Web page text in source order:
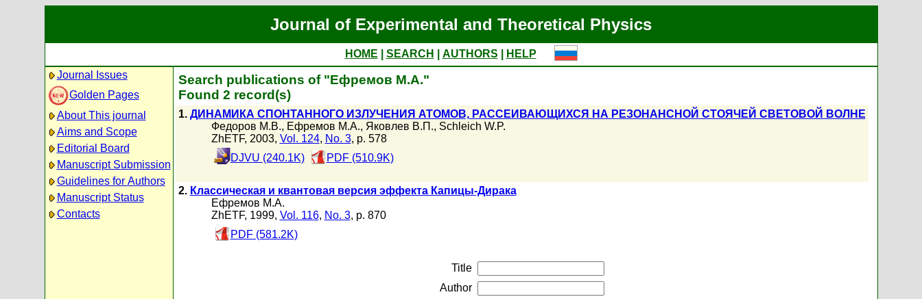
Journal of Experimental and Theoretical Physics
HOME SEARCH AUTHORS
HELP
Journal Issues
Golden Pages
About This journal
Aims and Scope
Editorial Board
Manuscript Submission
Guidelines for Authors
Manuscript Status
Contacts
Search publications of "Ефремов М.А."
Found 2 record(s)
1. ДИНАМИКА СПОНТАННОГО ИЗЛУЧЕНИЯ АТОМОВ, РАССЕИВАЮЩИХСЯ НА РЕЗОНАНСНОЙ СТОЯЧЕЙ СВЕТОВОЙ ВОЛНЕ
Федоров М.В., Ефремов М.А., Яковлев В.П., Schleich W.P.
ZhETF, 2003, Vol. 124, No. 3, p. 578
DJVU (240.1K)
PDF (510.9K)
2. Классическая и квантовая версия эффекта Капицы-Дирака
Ефремов М.А.
ZhETF, 1999, Vol. 116, No. 3, p. 870
PDF (581.2K)
Title
Author